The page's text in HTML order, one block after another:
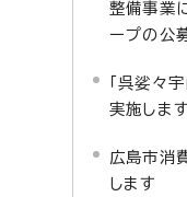
整備事業
ープの公
「呉娑々
実施します
広島市消
します